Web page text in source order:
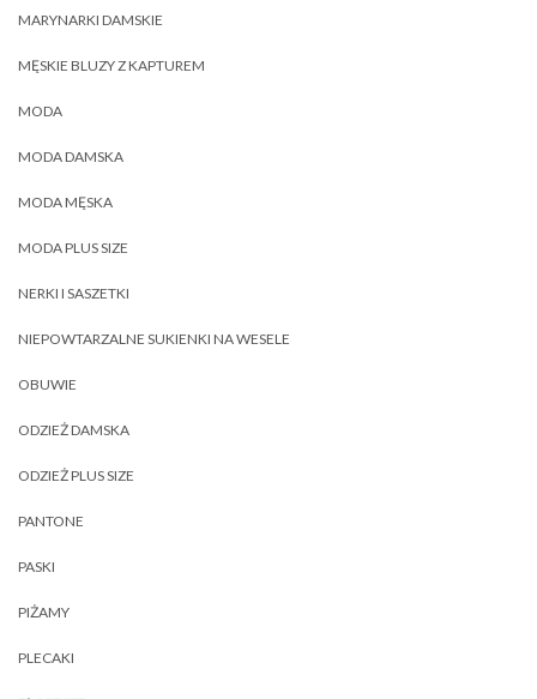
MARYNARKI DAMSKIE
MĘSKIE BLUZY Z KAPTUREM
MODA
MODA DAMSKA
MODA MĘSKA
MODA PLUS SIZE
NERKI I SASZETKI
NIEPOWTARZALNE SUKIENKI NA WESELE
OBUWIE
ODZIEŻ DAMSKA
ODZIEŻ PLUS SIZE
PANTONE
PASKI
PIŻAMY
PLECAKI